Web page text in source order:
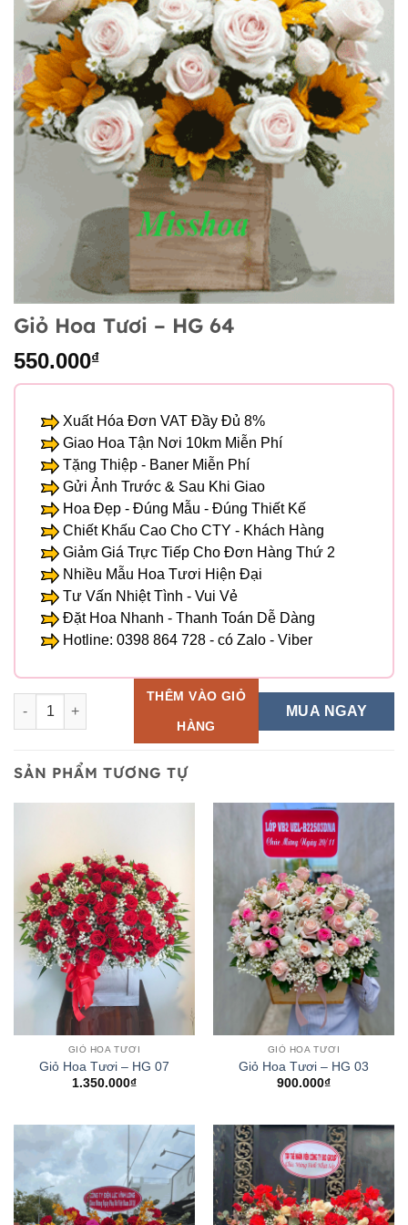
Giỏ Hoa Tươi – HG 64
550.000₫
Xuất Hóa Đơn VAT Đầy Đủ 8%
Giao Hoa Tận Nơi 10km Miễn Phí
Tặng Thiệp - Baner Miễn Phí
Gửi Ảnh Trước & Sau Khi Giao
Hoa Đẹp - Đúng Mẫu - Đúng Thiết Kế
Chiết Khấu Cao Cho CTY - Khách Hàng
Giảm Giá Trực Tiếp Cho Đơn Hàng Thứ 2
Nhiều Mẫu Hoa Tươi Hiện Đại
Tư Vấn Nhiệt Tình - Vui Vẻ
Đặt Hoa Nhanh - Thanh Toán Dễ Dàng
Hotline: 0398 864 728 - có Zalo - Viber
Giỏ Hoa Tươi - HG 64 số lượng
THÊM VÀO GIỎ
HÀNG
MUA NGAY
SẢN PHẨM TƯƠNG TỰ
GIỎ HOA TƯƠI
Giỏ Hoa Tươi – HG 07
1.350.000₫
GIỎ HOA TƯƠI
Giỏ Hoa Tươi – HG 03
900.000₫